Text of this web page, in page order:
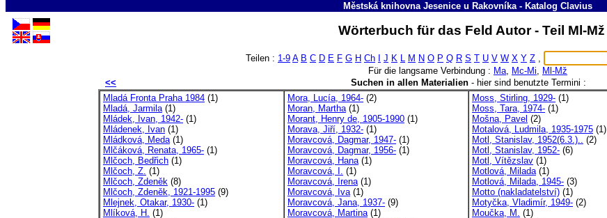
Městská knihovna Jesenice u Rakovníka- Katalog Clavius
Wörterbuch für das Feld Autor - Teil Ml-Mž
Teilen : 1-9 A B C D E F G H Ch J K L M N O P Q R S T U V W X Y Z ,
Für die langsame Verbindung : Ma, Mc-Mi, Ml-Mž
<<
Suchen in allen Materialien- hier sind benutzte Termini :
Mladá Fronta Praha 1984 (1)
Mladá, Jarmila(1)
Mládek, Ivan, 1942- (1)
Mládenek, Ivan (1)
Mládková, Meda(1)
Mlčáková, Renata, 1965- (1)
Mlčoch, Bedřich (1)
Mlčoch, Z. (1)
Mlčoch, Zdeněk (8)
Mlčoch, Zdeněk, 1921-1995 (9)
Mlejnek, Otakar, 1930- (1)
Mlíková, H. (1)
Mora, Lucía, 1964- (2)
Moran, Martha(1)
Morant, Henry de, 1905-1990 (1)
Morava, Jiří, 1932- (1)
Moravcová, Dagmar, 1947- (1)
Moravcová, Dagmar, 1956- (1)
Moravcová, Hana(1)
Moravcová, I. (1)
Moravcová, Irena(1)
Moravcová, Iva(1)
Moravcová, Jana, 1937- (9)
Moravcová, Martina(1)
Moss, Stirling, 1929- (1)
Moss, Tara, 1974- (1)
Mošna, Pavel (2)
Motalová, Ludmila, 1935-1975 (1)
Motl, Stanislav, 1952(6.3.).. (2)
Motl, Stanislav, 1952- (6)
Motl, Vítězslav (1)
Motlová, Milada(1)
Motlová, Milada, 1945- (3)
Motto (nakladatelství) (1)
Motyčka, Vladimír, 1949- (2)
Moučka, M. (1)